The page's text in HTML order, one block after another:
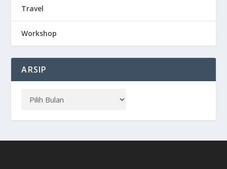
Travel
Workshop
ARSIP